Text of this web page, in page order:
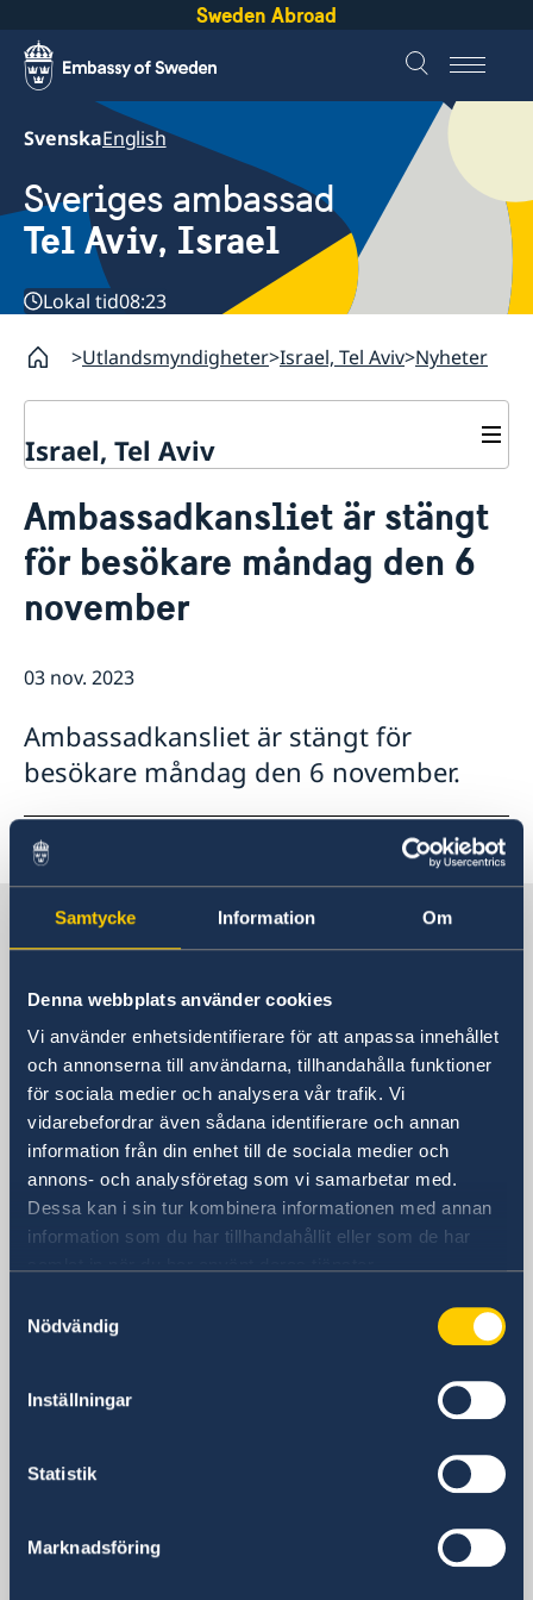
Samtycke Information Om
Denna webbplats använder cookies
Vi använder enhetsidentifierare för att anpassa innehållet
och annonserna till användarna, tillhandahålla funktioner
för sociala medier och analysera vår trafik. Vi
vidarebefordrar även sådana identifierare och annan
information från din enhet till de sociala medier och
annons- och analysföretag som vi samarbetar med.
Dessa kan i sin tur kombinera informationen med annan
information som du har tillhandahållit eller som de har
Nödvändig
Inställningar
Statistik
Marknadsföring
Sweden Abroad
SvenskaEnglish
Sveriges ambassad
Tel Aviv, Israel
Lokal tid08:23
Utlandsmyndigheter Israel, Tel Aviv Nyheter
Israel, Tel Aviv
Om ambassaden
Lediga tjänster
GDPR
Så stöttar vi svenska företag
Vi är en resurs för svenska företag
Team Sweden
Svenska företag i Israel
Nyheter
Ambassadkansliet är stängt
för besökare måndag den 6
november
03 nov. 2023
Ambassadkansliet är stängt för
besökare måndag den 6 november.
Sverige i Israel, Tel Aviv
Sveriges ambassad
Besöksadress
Adgar 360, 24 tr.
Hashlosha Street 2
Tel Aviv
Postadress
Embassy of Sweden
P.O.B. 9393
Telefonnummer
E-postadress
ambassaden.tel-aviv@gov.se
Visum- och migrationsfrågor